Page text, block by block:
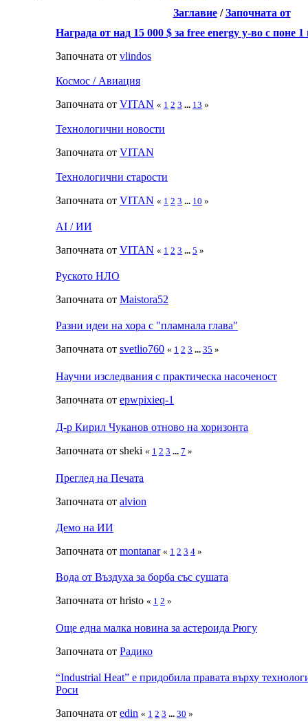
Заглавие/Започната от
Награда от над 15 000 $ за free energy у-во с поне
Започната от vlindos
Космос / Авиация
Започната от VITAN « 1 2 3 ... 13 »
Технологични новости
Започната от VITAN
Технологични старости
Започната от VITAN « 1 2 3 ... 10 »
AI / ИИ
Започната от VITAN « 1 2 3 ... 5 »
Руското НЛО
Започната от Maistora52
Разни идеи на хора с "пламнала глава"
Започната от svetlio760 « 1 2 3 ... 35 »
Научни изследвания с практическа насоченост
Започната от epwpixieq-1
Д-р Кирил Чуканов отново на хоризонта
Започната от sheki « 1 2 3 ... 7 »
Преглед на Печата
Започната от alvion
Демо на ИИ
Започната от montanar « 1 2 3 4 »
Вода от Въздуха за борба със сушата
Започната от hristo « 1 2 »
Още една малка новина за астероида Рюгу
Започната от Радико
“Industrial Heat” е придобила правата върху
Роси
Започната от edin « 1 2 3 ... 30 »